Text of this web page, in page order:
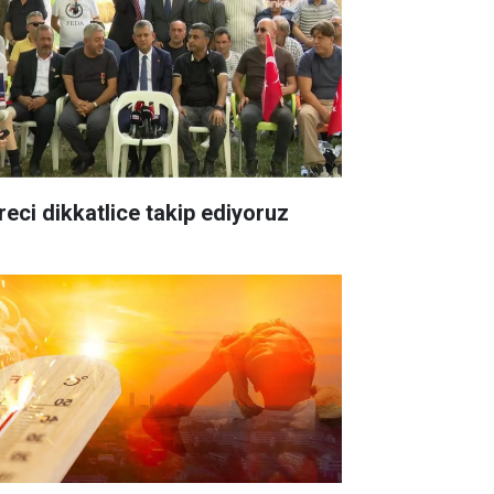
dikkatlice takip ediyoruz